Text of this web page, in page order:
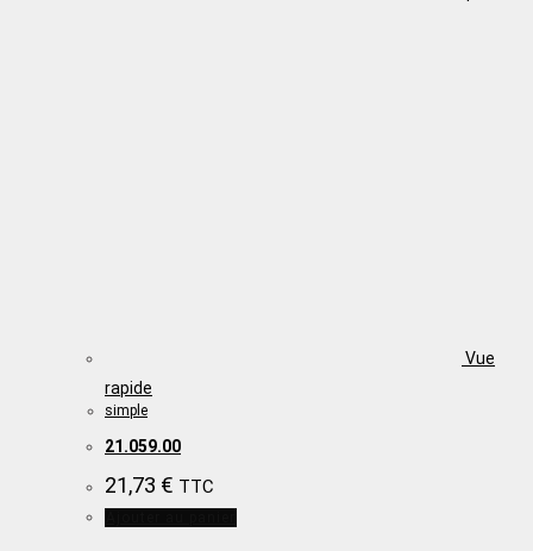
Vue
rapide
simple
21.059.00
21,73 € TTC